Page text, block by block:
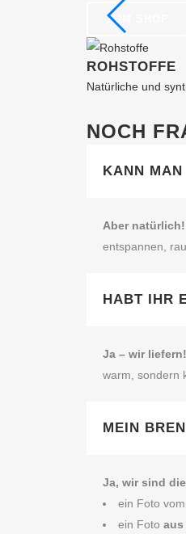
ZUM SHOP
ROHSTOFFE
Natürliche und
NOCH
KANN
Aber natürlich!
entspannen,
HABT IHR
Ja – wir liefern!
warm, sondern
MEIN
Ja, wir sind
ein Foto vom
ein Foto aus